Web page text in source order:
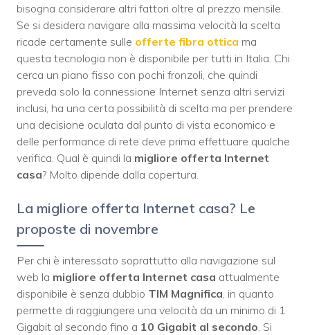
bisogna considerare altri fattori oltre al prezzo mensile.
Se si desidera navigare alla massima velocità la scelta
ricade certamente sulle offerte fibra ottica ma
questa tecnologia non è disponibile per tutti in Italia. Chi
cerca un piano fisso con pochi fronzoli, che quindi
preveda solo la connessione Internet senza altri servizi
inclusi, ha una certa possibilità di scelta ma per prendere
una decisione oculata dal punto di vista economico e
delle performance di rete deve prima effettuare qualche
verifica. Qual è quindi la migliore offerta Internet
casa? Molto dipende dalla copertura.
La migliore offerta Internet casa? Le
proposte di novembre
Per chi è interessato soprattutto alla navigazione sul
web la migliore offerta Internet casa attualmente
disponibile è senza dubbio TIM Magnifica , in quanto
permette di raggiungere una velocità da un minimo di 1
Gigabit al secondo fino a 10 Gigabit al secondo . Si